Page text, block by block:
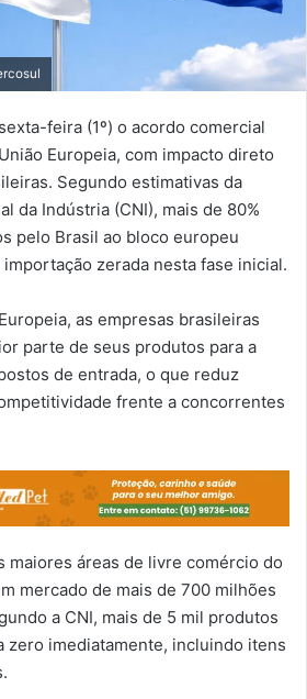
feira (1º) o acordo comercial
Europeia, com impacto direto
Segundo estimativas da
da Indústria (CNI), mais de 80%
pelo Brasil ao bloco europeu
zerada nesta fase inicial.
as empresas brasileiras
parte de seus produtos para a
de entrada, o que reduz
frente a concorrentes
maiores áreas de livre comércio do
mercado de mais de 700 milhões
a CNI, mais de 5 mil produtos
zero imediatamente, incluindo itens